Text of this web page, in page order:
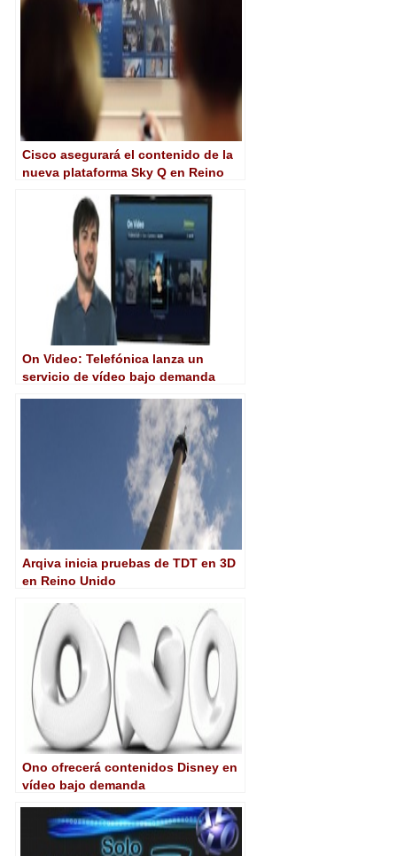
Cisco asegurará el contenido de la
nueva plataforma Sky Q en Reino
On Video: Telefónica lanza un
servicio de vídeo bajo demanda
Arqiva inicia pruebas de TDT en 3D
en Reino Unido
Ono ofrecerá contenidos Disney en
vídeo bajo demanda